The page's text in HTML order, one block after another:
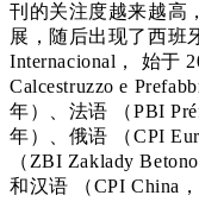
刊的关注度越来越高
展，随后出现了西班
Internacional， 始于
Calcestruzzo e
年）、法语 （PBI
年）、俄语 （CPI
（ZBI Zaklady
和汉语 （CPI China